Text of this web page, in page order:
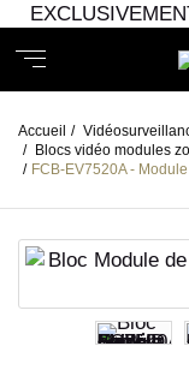
Accueil /
/ Blocs vidéo modules
/ FCB-EV7520A -